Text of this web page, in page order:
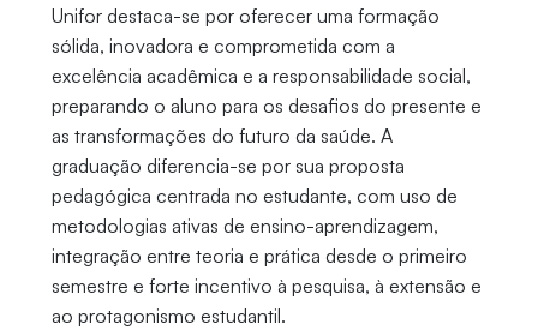
Unifor destaca-se por oferecer uma formação
sólida, inovadora e comprometida com a
excelência acadêmica e a responsabilidade social,
preparando o aluno para os desafios do presente e
as transformações do futuro da saúde. A
graduação diferencia-se por sua proposta
pedagógica centrada no estudante, com uso de
metodologias ativas de ensino-aprendizagem,
integração entre teoria e prática desde o primeiro
semestre e forte incentivo à pesquisa, à extensão e
ao protagonismo estudantil.